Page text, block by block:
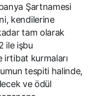
Şartnamesi
kendilerine
tam olarak
ile işbu
irtibat kurmaları
tespiti halinde,
ve ödül